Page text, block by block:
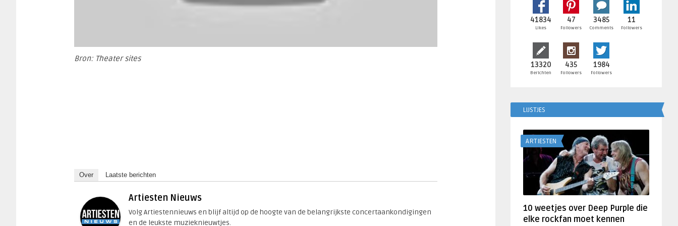
Bron: Theater sites
Over Laatste berichten
Artiesten Nieuws
Volg Artiestennieuws en blijf altijd op de hoogte van de belangrijkste concertaankondigingen
en de leukste muzieknieuwtjes.
41834
Likes
47
Followers
3485
Comments
11
Followers
13320
Berichten
435
Followers
1984
Followers
LIJSTJES
ARTIESTEN
10 weetjes over Deep Purple die
elke rockfan moet kennen